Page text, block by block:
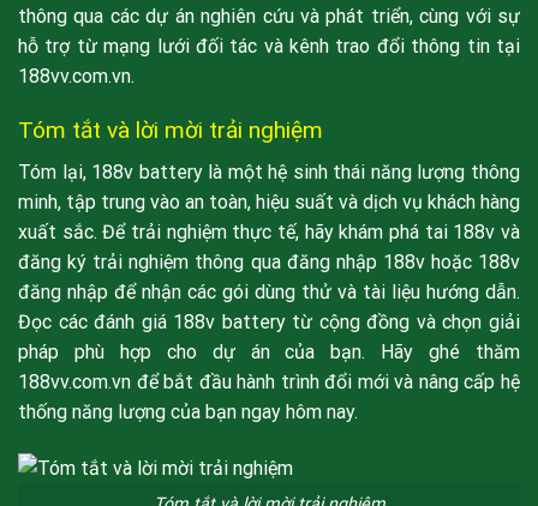
thông qua các dự án nghiên cứu và phát triển, cùng với sự
hỗ trợ từ mạng lưới đối tác và kênh trao đổi thông tin tại
188vv.com.vn.
Tóm tắt và lời mời trải nghiệm
Tóm lại, 188v battery là một hệ sinh thái năng lượng thông
minh, tập trung vào an toàn, hiệu suất và dịch vụ khách hàng
xuất sắc. Để trải nghiệm thực tế, hãy khám phá tai 188v và
đăng ký trải nghiệm thông qua đăng nhập 188v hoặc 188v
đăng nhập để nhận các gói dùng thử và tài liệu hướng dẫn.
Đọc các đánh giá 188v battery từ cộng đồng và chọn giải
pháp phù hợp cho dự án của bạn. Hãy ghé thăm
188vv.com.vn để bắt đầu hành trình đổi mới và nâng cấp hệ
thống năng lượng của bạn ngay hôm nay.